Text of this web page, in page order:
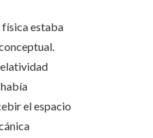
física estaba
el espacio